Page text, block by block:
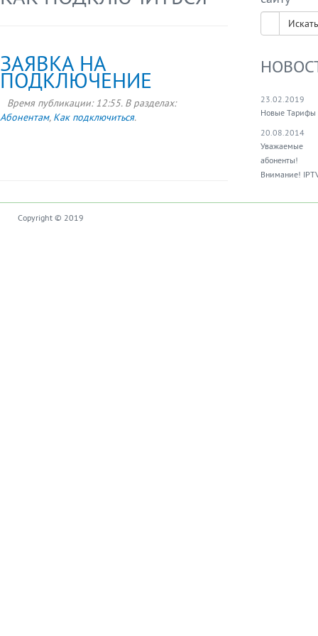
ЗАЯВКА НА
ПОДКЛЮЧЕНИЕ
Время публикации:12:55. В разделах:
Абонентам, Как подключиться.
23.02.2019
Новые Тарифы
20.08.2014
Уважаемые
абоненты!
Внимание!
Copyright © 2019